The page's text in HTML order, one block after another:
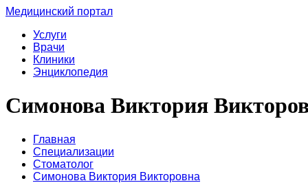
Медицинский портал
Услуги
Врачи
Клиники
Энциклопедия
Симонова Виктория
Главная
Специализации
Стоматолог
Симонова Виктория Викторовна